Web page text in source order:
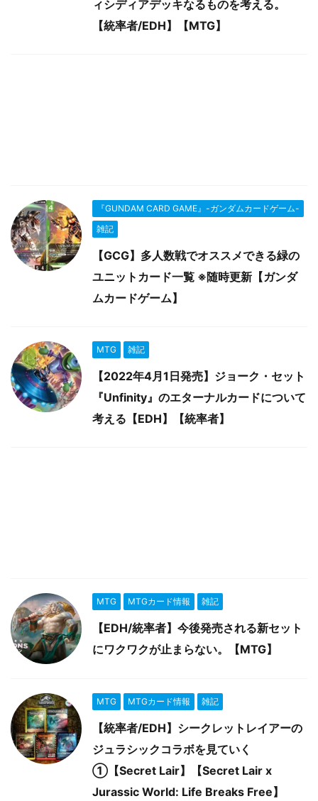
ィシディアデッキなるものを考える。
【統率者/EDH】【MTG】
『GUNDAM CARD GAME』-ガンダムカードゲーム-
雑記
【GCG】多人数戦でオススメできる緑の
ユニットカード一覧 ※随時更新【ガンダ
ムカードゲーム】
MTG 雑記
【2022年4月1日発売】ジョーク・セット
『Unfinity』のエターナルカードについて
考える【EDH】【統率者】
MTG MTGカード情報 雑記
【EDH/統率者】今後発売される新セット
にワクワクが止まらない。【MTG】
MTG MTGカード情報 雑記
【統率者/EDH】シークレットレイアーの
ジュラシックコラボを見ていく
①【Secret Lair】【Secret Lair x
Jurassic World: Life Breaks Free】